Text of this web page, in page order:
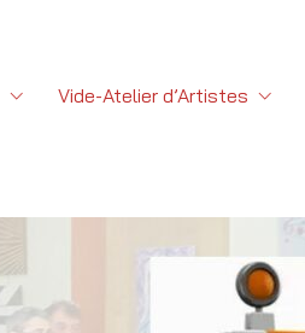
Vide-Atelier d’Artistes